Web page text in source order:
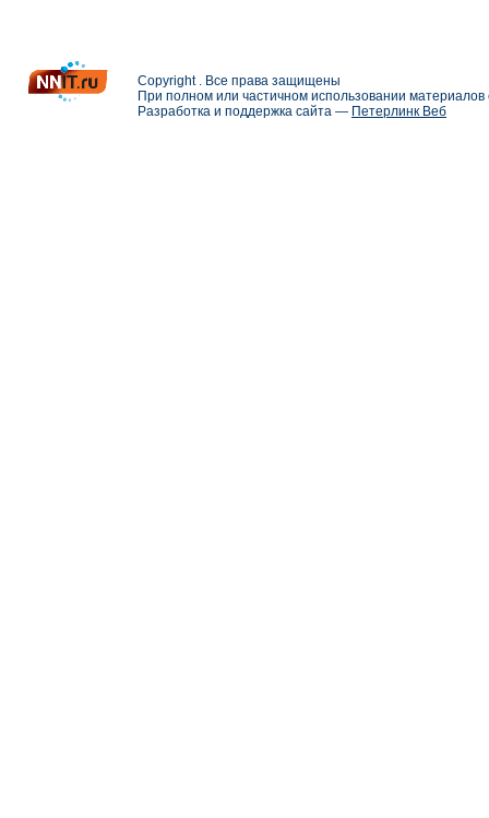
Copyright . Все права защищены
При полном или частичном использовании
Разработка и поддержка сайта — Петерлинк Веб